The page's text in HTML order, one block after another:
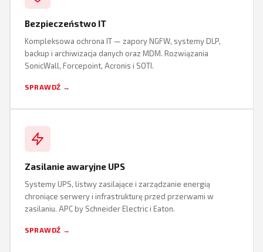
Bezpieczeństwo IT
Kompleksowa ochrona IT — zapory NGFW, systemy DLP,
backup i archiwizacja danych oraz MDM. Rozwiązania
SonicWall, Forcepoint, Acronis i SOTI.
SPRAWDŹ →
Zasilanie awaryjne UPS
Systemy UPS, listwy zasilające i zarządzanie energią
chroniące serwery i infrastrukturę przed przerwami w
zasilaniu. APC by Schneider Electric i Eaton.
SPRAWDŹ →